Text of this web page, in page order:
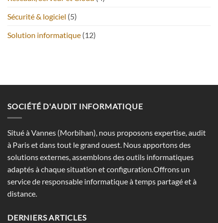
Sécurité & logiciel (5)
Solution informatique (12)
SOCIÉTÉ D'AUDIT INFORMATIQUE
Situé à Vannes (Morbihan), nous proposons expertise, audit
à Paris et dans tout le grand ouest. Nous apportons des
solutions externes, assemblons des outils informatiques
adaptés à chaque situation et configuration.Offrons un
service de responsable informatique à temps partagé et à
distance.
DERNIERS ARTICLES